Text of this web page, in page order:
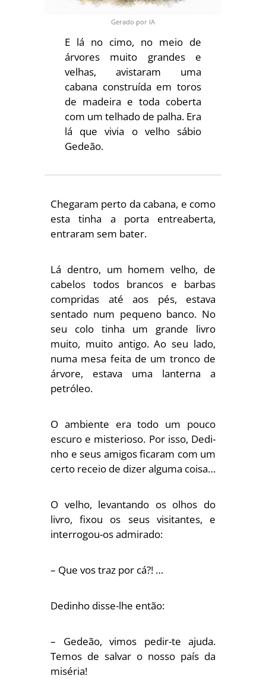
Gerado por IA
E lá no cimo, no meio de
árvores muito grandes e
velhas, avistaram uma
cabana construída em toros
de madeira e toda coberta
com um telhado de palha. Era
lá que vivia o velho sábio
Gedeão.
Chegaram perto da cabana, e como
esta tinha a porta entreaberta,
entraram sem bater.
Lá dentro, um homem velho, de
cabelos todos brancos e barbas
compridas até aos pés, estava
sentado num pequeno banco. No
seu colo tinha um grande livro
muito, muito antigo. Ao seu lado,
numa mesa feita de um tronco de
árvore, estava uma lanterna a
petróleo.
O ambiente era todo um pouco
escuro e misterioso. Por isso, Dedi­
nho e seus amigos ficaram com um
certo receio de dizer alguma coi­sa…
O velho, levantando os olhos do
livro, fixou os seus visitantes, e
interrogou-os admirado:
– Que vos traz por cá?! …
Dedinho disse-lhe então:
– Gedeão, vimos pedir-te ajuda.
Temos de salvar o nosso país da
miséria!